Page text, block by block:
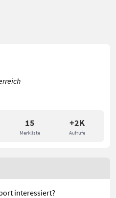
15
Merkliste
+2K
Aufrufe
interessiert?